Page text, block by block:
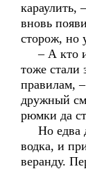
караулить,
вновь
сторож, но
– А кто
тоже стали
правилам,
дружный
рюмки да
Но едва
водка, и
веранду.